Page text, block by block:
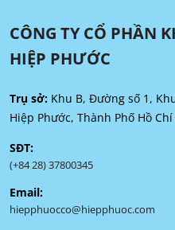
CÔNG TY CỔ PHẦN
HIỆP PHƯỚC
Trụ sở: Khu B, Đường số 1,
Hiệp Phước, Thành Phố Hồ
SĐT:
(+84 28) 37800345
Email:
hiepphuocco@hiepphuoc.com